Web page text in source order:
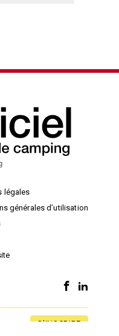
légales
générales d’utilisation
S'INSCRIRE